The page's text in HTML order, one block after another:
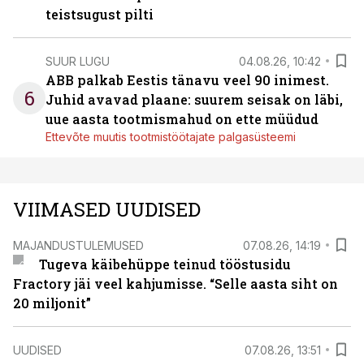
teistsugust pilti
6
SUUR LUGU 04.08.26, 10:42
ABB palkab Eestis tänavu veel 90 inimest.
Juhid avavad plaane: suurem seisak on läbi,
uue aasta tootmismahud on ette müüdud
Ettevõte muutis tootmistöötajate palgasüsteemi
VIIMASED UUDISED
MAJANDUSTULEMUSED 07.08.26, 14:19
Tugeva käibehüppe teinud tööstusidu
Fractory jäi veel kahjumisse. “Selle aasta siht on
20 miljonit”
UUDISED 07.08.26, 13:51